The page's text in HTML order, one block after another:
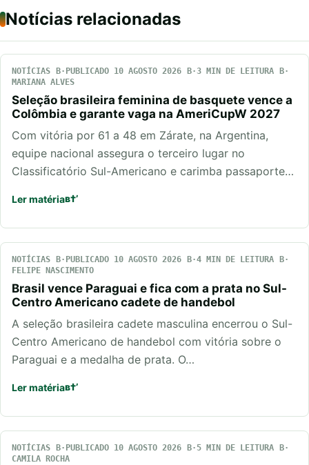
Notícias relacionadas
NOTÍCIAS PUBLICADO 10 AGOSTO 2026
3 MIN DE LEITURA
MARIANA ALVES
Seleção brasileira feminina de basquete vence a
Colômbia e garante vaga na AmeriCupW 2027
Com vitória por 61 a 48 em Zárate, na Argentina,
equipe nacional assegura o terceiro lugar no
Classificatório Sul-Americano e carimba passaporte…
Ler matéria
NOTÍCIAS PUBLICADO 10 AGOSTO 2026
4 MIN DE LEITURA
FELIPE NASCIMENTO
Brasil vence Paraguai e fica com a prata no Sul-
Centro Americano cadete de handebol
A seleção brasileira cadete masculina encerrou o Sul-
Centro Americano de handebol com vitória sobre o
Paraguai e a medalha de prata. O…
Ler matéria
NOTÍCIAS PUBLICADO 10 AGOSTO 2026
5 MIN DE LEITURA
CAMILA ROCHA